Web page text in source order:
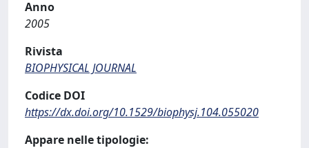
Anno
2005
Rivista
BIOPHYSICAL JOURNAL
Codice DOI
https://dx.doi.org/10.1529/biophysj.104.055020
Appare nelle tipologie: